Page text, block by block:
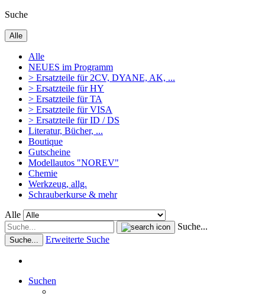
Suche
Alle
Alle
NEUES im Programm
> Ersatzteile für 2CV, DYANE, AK, ...
> Ersatzteile für HY
> Ersatzteile für TA
> Ersatzteile für VISA
> Ersatzteile für ID / DS
Literatur, Bücher, ...
Boutique
Gutscheine
Modellautos "NOREV"
Chemie
Werkzeug, allg.
Schrauberkurse & mehr
Alle
Suche...
Suche... Erweiterte Suche
Suchen